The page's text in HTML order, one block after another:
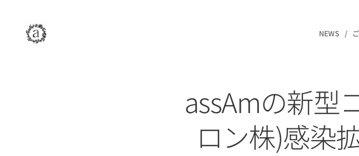
NEWS
assAmの新型
ロン株)感染